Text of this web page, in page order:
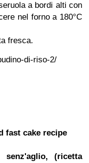
a bordi alti con
nel forno a 180°C
fresca.
di-riso-2/
fast cake recipe
senz'aglio, (ricetta